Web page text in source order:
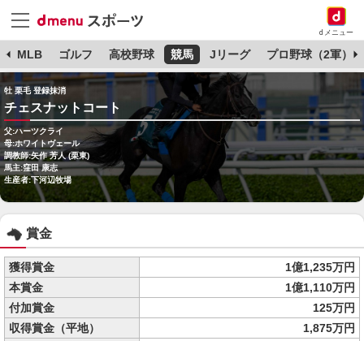
dメニュー
MLB ゴルフ 高校野球 競馬 Jリーグ プロ野球（2軍）
牡 栗毛 登録抹消
チェスナットコート
父:ハーツクライ
母:ホワイトヴェール
調教師:矢作 芳人 (栗東)
馬主:窪田 康志
生産者:下河辺牧場
賞金
獲得賞金
1億1,235万円
本賞金
1億1,110万円
付加賞金
125万円
収得賞金（平地）
1,875万円